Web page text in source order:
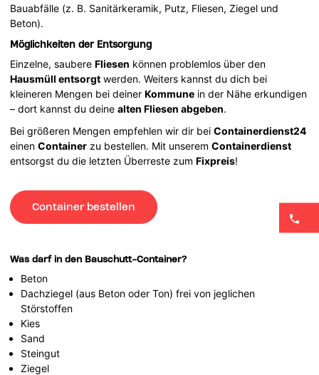
Bauabfälle (z. B. Sanitärkeramik, Putz, Fliesen, Ziegel und
Beton).
Möglichkeiten der Entsorgung
Einzelne, saubereFliesen können problemlos über den
Hausmüll entsorgt werden. Weiters kannst du dich bei
kleineren Mengen bei deinerKommune in der Nähe erkundigen
– dort kannst du deinealten Fliesen abgeben.
Bei größeren Mengen empfehlen wir dir beiContainerdienst24
einenContainer zu bestellen. Mit unseremContainerdienst
entsorgst du die letzten Überreste zumFixpreis!
Container bestellen
Was darf in den Bauschutt-Container?
Beton
Dachziegel (aus Beton oder Ton) frei von jeglichen
Störstoffen
Kies
Sand
Steingut
Ziegel